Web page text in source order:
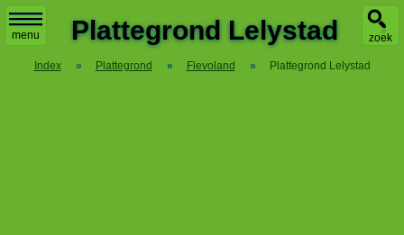
menu zoek
Plattegrond Lelystad
Index » Plattegrond » Flevoland » Plattegrond Lelystad